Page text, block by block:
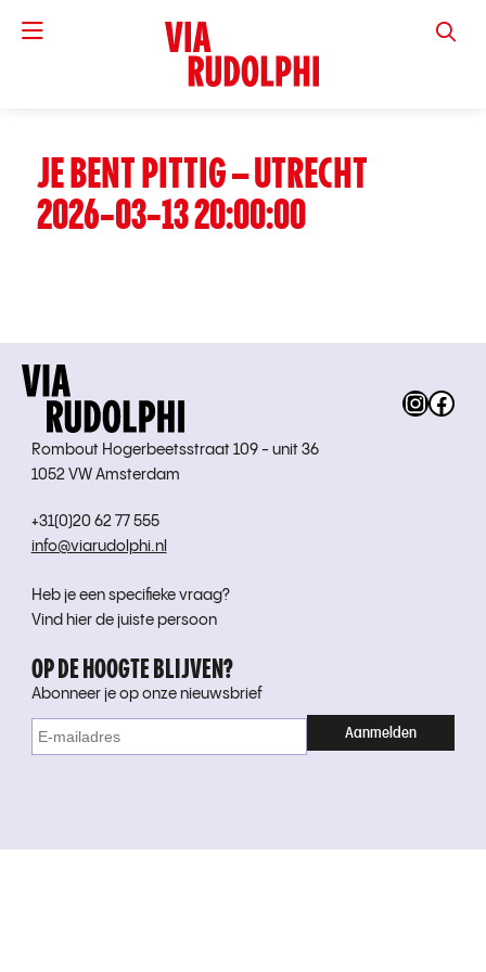
VIA
JE BENT PITTIG – UTRECHT
2026-03-13 20:00:00
Rombout Hogerbeetsstraat 109 - unit 36
1052 VW Amsterdam
+31(0)20 62 77 555
info@viarudolphi.nl
Heb je een specifieke vraag?
Vind hier de juiste persoon
OP DE HOOGTE BLIJVEN?
Abonneer je op onze nieuwsbrief